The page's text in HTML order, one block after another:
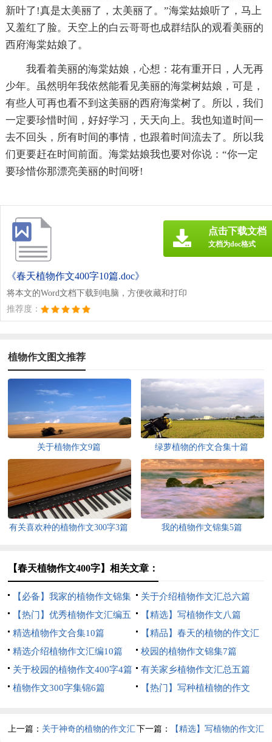
新叶了!真是太美丽了，太美丽了。”海棠姑娘听了，马上
又羞红了脸。天空上的白云哥哥也成群结队的观看美丽的
西府海棠姑娘了。
我看着美丽的海棠姑娘，心想：花有重开日，人无再
少年。虽然明年我依然能看见美丽的海棠树姑娘，可是，
有些人可再也看不到这美丽的西府海棠树了。所以，我们
一定要珍惜时间，好好学习，天天向上。我也知道时间一
去不回头，所有时间的事情，也跟着时间流去了。所以我
们更要赶在时间前面。海棠姑娘我也要对你说：“你一定
要珍惜你那漂亮美丽的时间呀!
《春天植物作文400字10篇.doc》
将本文的Word文档下载到电脑，方便收藏和打印
推荐度：
点击下载文档
文档为doc格式
植物作文图文推荐
关于植物作文9篇 绿萝植物的作文合集十篇
有关喜欢种的植物作文300字3篇 我的植物作文锦集5篇
【春天植物作文400字】相关文章：
【必备】我家的植物作文锦集
九篇
关于介绍植物作文汇总六篇
【热门】优秀植物作文汇编五
篇
【精选】写植物作文八篇
精选植物作文合集10篇
【精品】春天的植物的作文汇
总7篇
精选介绍植物作文汇编10篇
校园的植物作文锦集7篇
关于校园的植物作文400字4篇
有关家乡植物作文汇总五篇
植物作文300字集锦6篇
【热门】写种植植物的作文
上一篇： 关于神奇的植物的作文汇 下一篇： 【精选】写植物的作文汇